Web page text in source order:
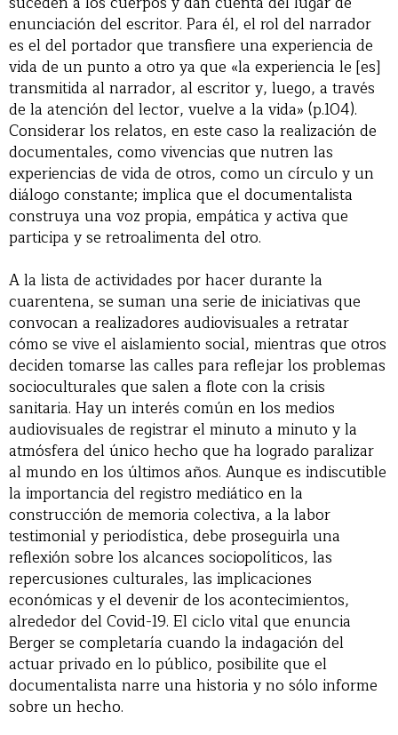
enunciación del escritor. Para él, el rol del narrador
es el del portador que transfiere una experiencia de
vida de un punto a otro ya que «la experiencia le [es]
transmitida al narrador, al escritor y, luego, a través
de la atención del lector, vuelve a la vida» (p.104).
Considerar los relatos, en este caso la realización de
documentales, como vivencias que nutren las
experiencias de vida de otros, como un círculo y un
diálogo constante; implica que el documentalista
construya una voz propia, empática y activa que
participa y se retroalimenta del otro.
A la lista de actividades por hacer durante la
cuarentena, se suman una serie de iniciativas que
convocan a realizadores audiovisuales a retratar
cómo se vive el aislamiento social, mientras que otros
deciden tomarse las calles para reflejar los problemas
socioculturales que salen a flote con la crisis
sanitaria. Hay un interés común en los medios
audiovisuales de registrar el minuto a minuto y la
atmósfera del único hecho que ha logrado paralizar
al mundo en los últimos años. Aunque es indiscutible
la importancia del registro mediático en la
construcción de memoria colectiva, a la labor
testimonial y periodística, debe proseguirla una
reflexión sobre los alcances sociopolíticos, las
repercusiones culturales, las implicaciones
económicas y el devenir de los acontecimientos,
alrededor del Covid-19. El ciclo vital que enuncia
Berger se completaría cuando la indagación del
actuar privado en lo público, posibilite que el
documentalista narre una historia y no sólo informe
sobre un hecho.